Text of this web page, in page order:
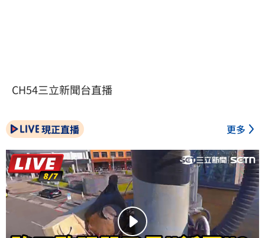
CH54三立新聞台直播
現正直播 更多